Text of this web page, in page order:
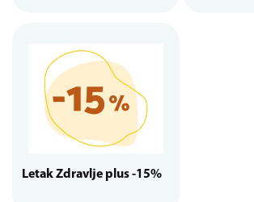
Letak Zdravlje plus -15%